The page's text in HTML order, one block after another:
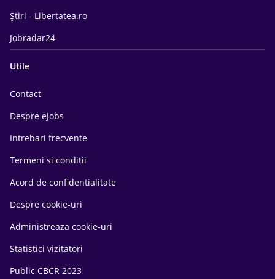
Știri - Libertatea.ro
Jobradar24
Utile
Contact
Despre eJobs
Intrebari frecvente
Termeni si conditii
Acord de confidentialitate
Despre cookie-uri
Administreaza cookie-uri
Statistici vizitatori
Public CBCR 2023